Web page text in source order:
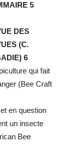
5
DES
(C.
6
qui fait
(Bee Craft
en question
un insecte
Bee